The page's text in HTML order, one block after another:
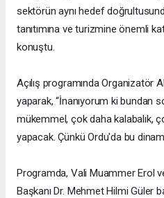
sektörün aynı hedef
tanıtımına ve turizmine önemli
konuştu.
Açılış programında Organizatör
yaparak, “İnanıyorum ki bundan
mükemmel, çok daha kalabalık,
yapacak. Çünkü Ordu'da bu
Programda, Vali Muammer Erol
Başkanı Dr. Mehmet Hilmi Güler